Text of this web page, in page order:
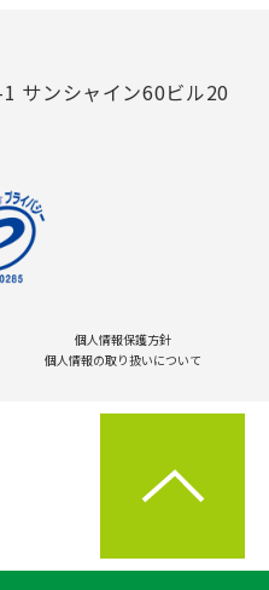
サンシャイン60ビル20
個人情報保護方針
個人情報の取り扱いについて